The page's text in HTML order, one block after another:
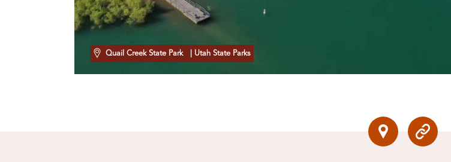
Quail Creek State Park | Utah State Parks